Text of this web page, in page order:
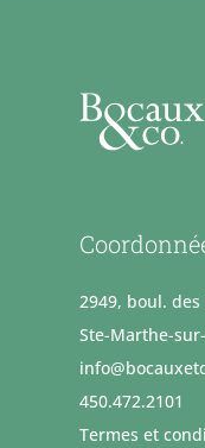
2949, boul.
Ste-Marthe-
450.472.2101
Termes et